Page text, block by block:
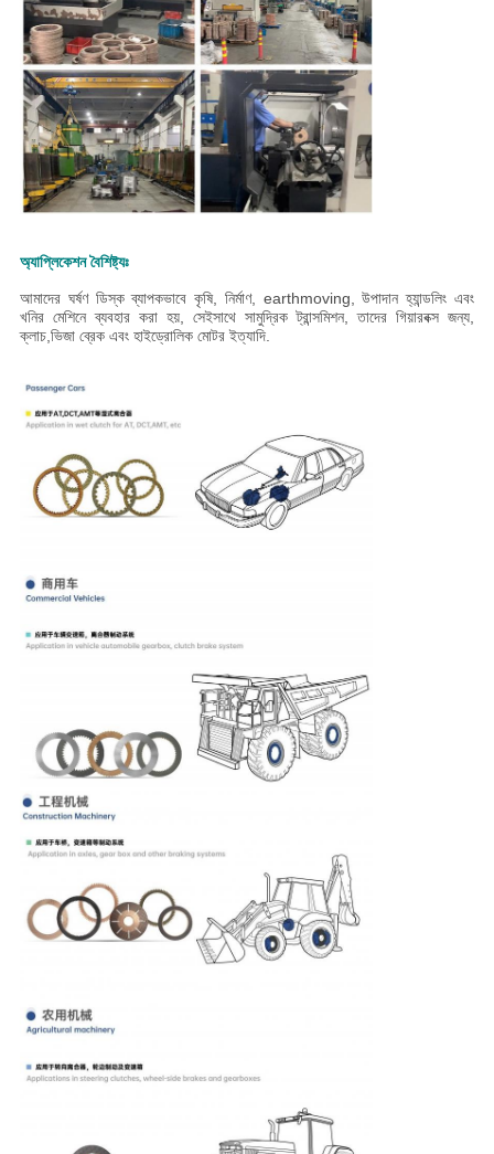
অ্যাপ্লিকেশন বৈশিষ্ট্যঃ
আমাদের ঘর্ষণ ডিস্ক ব্যাপকভাবে কৃষি, নির্মাণ, earthmoving, উপাদান হ্যান্ডলিং এবং
খনির মেশিনে ব্যবহার করা হয়, সেইসাথে সামুদ্রিক ট্রান্সমিশন, তাদের গিয়ারবক্স জন্য,
ক্লাচ,ভিজা ব্রেক এবং হাইড্রোলিক মোটর ইত্যাদি.